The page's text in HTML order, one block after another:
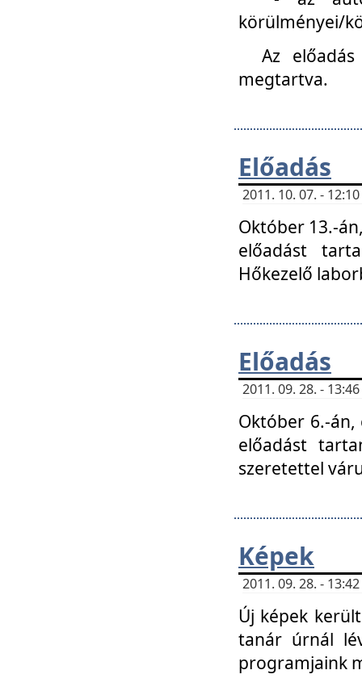
körülményei/
Az
megtartva.
Előadás
2011. 10. 07. -
Október 13.-
előadást
Hőkezelő
Előadás
2011. 09. 28. -
Október 6.-
előadást
szeretettel
Képek
2011. 09. 28. -
Új képek
tanár úrnál
programjaink